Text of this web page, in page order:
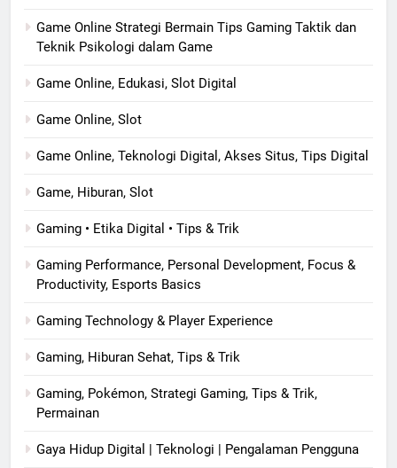
Game Online Strategi Bermain Tips Gaming Taktik dan
Teknik Psikologi dalam Game
Game Online, Edukasi, Slot Digital
Game Online, Slot
Game Online, Teknologi Digital, Akses Situs, Tips Digital
Game, Hiburan, Slot
Gaming • Etika Digital • Tips & Trik
Gaming Performance, Personal Development, Focus &
Productivity, Esports Basics
Gaming Technology & Player Experience
Gaming, Hiburan Sehat, Tips & Trik
Gaming, Pokémon, Strategi Gaming, Tips & Trik,
Permainan
Gaya Hidup Digital | Teknologi | Pengalaman Pengguna